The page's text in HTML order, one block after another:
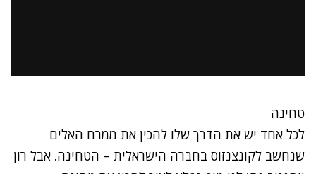
טחינה
לכל אחד יש את הדרך שלו להכין את ממרח האלים
שנחשב לקונצנזוס בחברה הישראלית – הטחינה. אבל רון